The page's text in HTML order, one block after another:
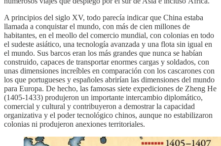
A principios del siglo XV, todo parecía indicar que China estaba
llamada a conquistar el mundo, con más de cien millones de
habitantes, en el meollo del comercio mundial, con colonias en todo
el sudeste asiático, una tecnología avanzada y una flota sin igual en
el mundo. Sus barcos eran los más grandes que nunca se habían
construido, capaces de transportar enormes cargas y soldados, con
unas dimensiones increíbles en comparación con los cascarones con
los que portugueses y españoles abrirían las dimensiones del mundo
para Europa. De hecho, las famosas siete expediciones de Zheng He
(1405-1433) produjeron un importante intercambio diplomático,
comercial y cultural y contribuyeron a demostrar la capacidad
organizativa y el poder tecnológico chinos, aunque no estabilizaron
colonias ni produjeron anexiones territoriales.